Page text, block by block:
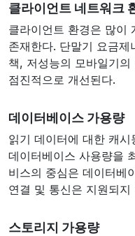
클라이언트 네트워크
클라이언트 환경은 많이
존재한다. 단말기 요금
책, 저성능의 모바일기
점진적으로 개선된다.
데이터베이스 가용량
읽기 데이터에 대한 캐
데이터베이스 사용량을
비스의 중심은 데이터베
연결 및 통신은 지원되
스토리지 가용량